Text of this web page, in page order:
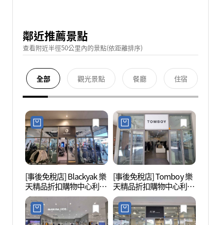
鄰近推薦景點
查看附近半徑50公里內的景點(依距離排序)
全部 觀光景點 餐廳 住宿
[事後免稅店] Blackyak 樂
天精品折扣購物中心利川
店(블랙야크 롯데프리미
엄아울렛 이천점)
[事後免稅店] Tomboy 樂
天精品折扣購物中心利川
店(톰보이 롯데프리미엄
아울렛 이천점)